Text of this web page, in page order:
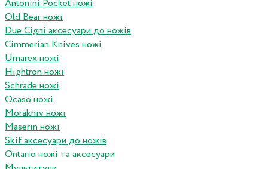
Antonini Pocket ножі
Old Bear ножі
Due Cigni аксесуари до ножів
Cimmerian Knives ножі
Umarex ножі
Hightron ножі
Schrade ножі
Ocaso ножі
Morakniv ножі
Maserin ножі
Skif аксесуари до ножів
Ontario ножі та аксесуари